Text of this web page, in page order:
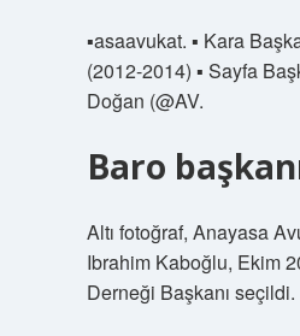
▪asaavukat. ▪ Kara
(2012-2014) ▪ Sayfa
Doğan (@AV.
Baro
Altı fotoğraf, Anayasa
Ibrahim Kaboğlu, Ekim
Derneği Başkanı seçildi.